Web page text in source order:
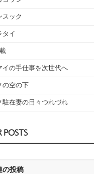
スック
タイ
イの手仕事を次世代へ
の空の下
駐在妻の日々つれづれ
POSTS
の投稿